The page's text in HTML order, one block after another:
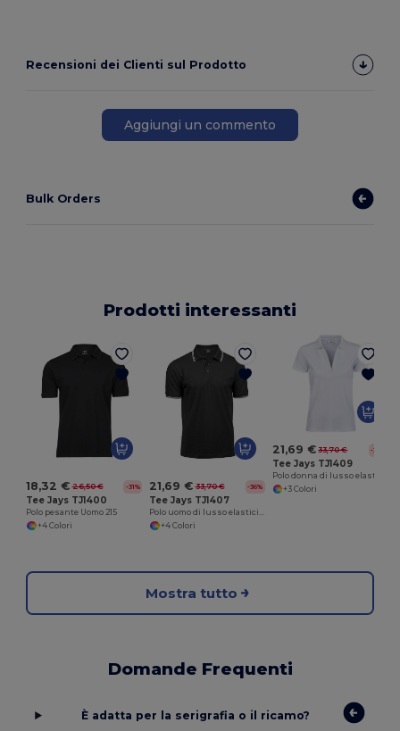
Recensioni dei Clienti sul Prodotto
Aggiungi un commento
Bulk Orders
Prodotti interessanti
18,32 € 26,50 € -31%
Tee Jays TJ1400
Polo pesante Uomo 215
+4 Colori
21,69 € 33,70 € -36%
Tee Jays TJ1407
Polo uomo di lusso elasticizzata a righe
+4 Colori
21,69 € 33,70 € -36%
Tee Jays TJ1409
+3 Colori
Mostra tutto
Domande Frequenti
È adatta per la serigrafia o il ricamo?